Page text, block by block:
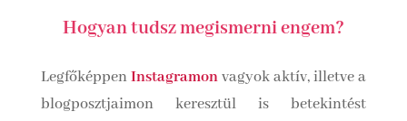
Hogyan tudsz megismerni engem?
LegfőképpenInstagramonvagyok aktív, illetve a
blogposztjaimon keresztül is betekintést